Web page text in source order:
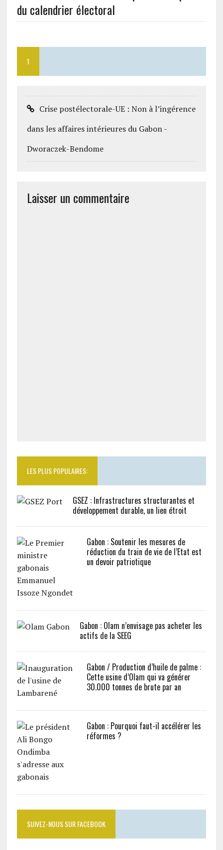
du calendrier électoral
1
Crise postélectorale-UE : Non à l’ingérence
dans les affaires intérieures du Gabon -
Dworaczek-Bendome
Laisser un commentaire
LES PLUS POPULAIRES:
GSEZ : Infrastructures structurantes et
développement durable, un lien étroit
Gabon : Soutenir les mesures de
réduction du train de vie de l’Etat est
un devoir patriotique
Gabon : Olam n’envisage pas acheter les
actifs de la SEEG
Gabon / Production d’huile de palme :
Cette usine d’Olam qui va générer
30.000 tonnes de brute par an
Gabon : Pourquoi faut-il accélérer les
réformes ?
SUIVEZ-NOUS SUR FACEBOOK